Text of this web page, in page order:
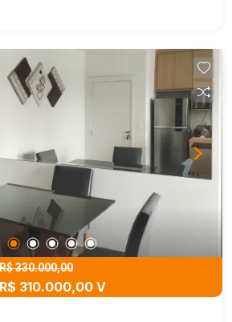
330.000,00
R$ 310.000,00 V